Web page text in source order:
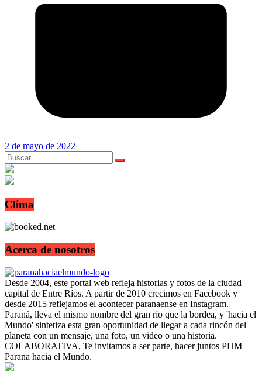
2 de mayo de 2022
Clima
Acerca de nosotros
Desde 2004, este portal web refleja historias y fotos de la ciudad
capital de Entre Ríos. A partir de 2010 crecimos en Facebook y
desde 2015 reflejamos el acontecer paranaense en Instagram.
Paraná, lleva el mismo nombre del gran río que la bordea, y 'hacia el
Mundo' sintetiza esta gran oportunidad de llegar a cada rincón del
planeta con un mensaje, una foto, un video o una historia.
COLABORATIVA, Te invitamos a ser parte, hacer juntos PHM
Parana hacia el Mundo.